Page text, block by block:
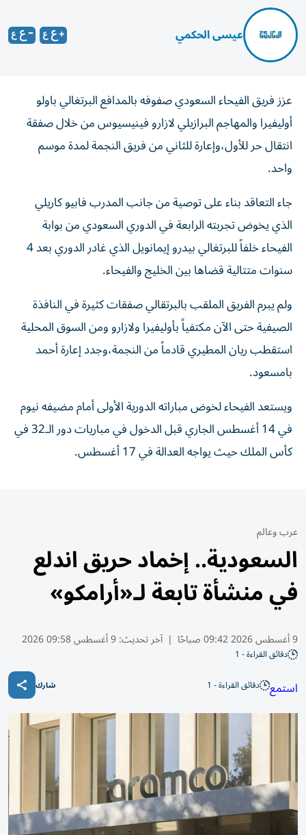
عيسى الحكمي
عزز فريق الفيحاء السعودي صفوفه بالمدافع البرتغالي باولو
أوليفيرا والمهاجم البرازيلي لازارو فينيسيوس من خلال صفقة
انتقال حر للأول،وإعارة للثاني من فريق النجمة لمدة موسم
واحد.
جاء التعاقد بناء على توصية من جانب المدرب فابيو كاريلي
الذي يخوض تجربته الرابعة في الدوري السعودي من بوابة
الفيحاء خلفاً للبرتغالي بيدرو إيمانويل الذي غادر الدوري بعد 4
سنوات متتالية قضاها بين الخليج والفيحاء.
ولم يبرم الفريق الملقب بالبرتقالي صفقات كثيرة في النافذة
الصيفية حتى الآن مكتفياً بأوليفيرا ولازارو ومن السوق المحلية
استقطب ريان المطيري قادماً من النجمة،وجدد إعارة أحمد
بامسعود.
ويستعد الفيحاء لخوض مباراته الدورية الأولى أمام مضيفه نيوم
في 14 أغسطس الجاري قبل الدخول في مباريات دور الـ32 في
كأس الملك حيث يواجه العدالة في 17 أغسطس.
عرب وعالم
السعودية.. إخماد حريق اندلع
في منشأة تابعة لـ«أرامكو»
9 أغسطس 2026 09:42 صباحًا | آخر تحديث:9 أغسطس 09:58 2026
دقائق القراءة - 1
استمع دقائق القراءة - 1 شارك